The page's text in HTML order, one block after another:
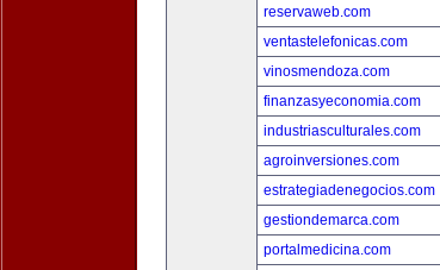
reservaweb.com
ventastelefonicas.com
vinosmendoza.com
finanzasyeconomia.com
industriasculturales.com
agroinversiones.com
estrategiadenegocios.com
gestiondemarca.com
portalmedicina.com